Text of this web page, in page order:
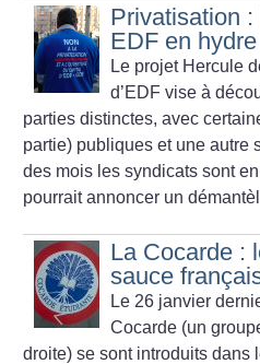
Privatisation
EDF en
Le projet Hercule
d’EDF vise à
parties distinctes, avec
partie) publiques et une autre
des mois les syndicats sont
pourrait annoncer un
La Cocarde :
sauce
Le 26 janvier
Cocarde (un
droite) se sont introduits dans